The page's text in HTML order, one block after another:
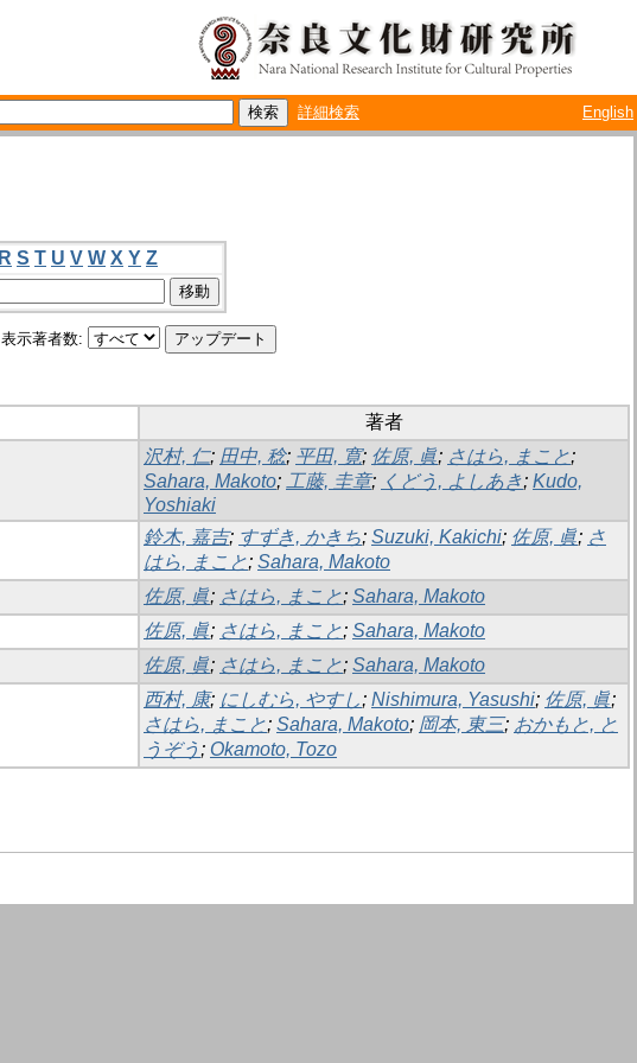
詳細検索 English
R S T U V W X Y Z
表示著者数:
著者
沢村, 仁; 田中, 稔; 平田, 寛; 佐原, 眞; さはら, まこと;
Sahara, Makoto; 工藤, 圭章; くどう, よしあき; Kudo,
Yoshiaki
鈴木, 嘉吉; すずき, かきち; Suzuki, Kakichi; 佐原, 眞; さ
はら, まこと; Sahara, Makoto
佐原, 眞; さはら, まこと; Sahara, Makoto
佐原, 眞; さはら, まこと; Sahara, Makoto
佐原, 眞; さはら, まこと; Sahara, Makoto
西村, 康; にしむら, やすし; Nishimura, Yasushi; 佐原, 眞;
さはら, まこと; Sahara, Makoto; 岡本, 東三; おかもと, と
うぞう ; Okamoto, Tozo